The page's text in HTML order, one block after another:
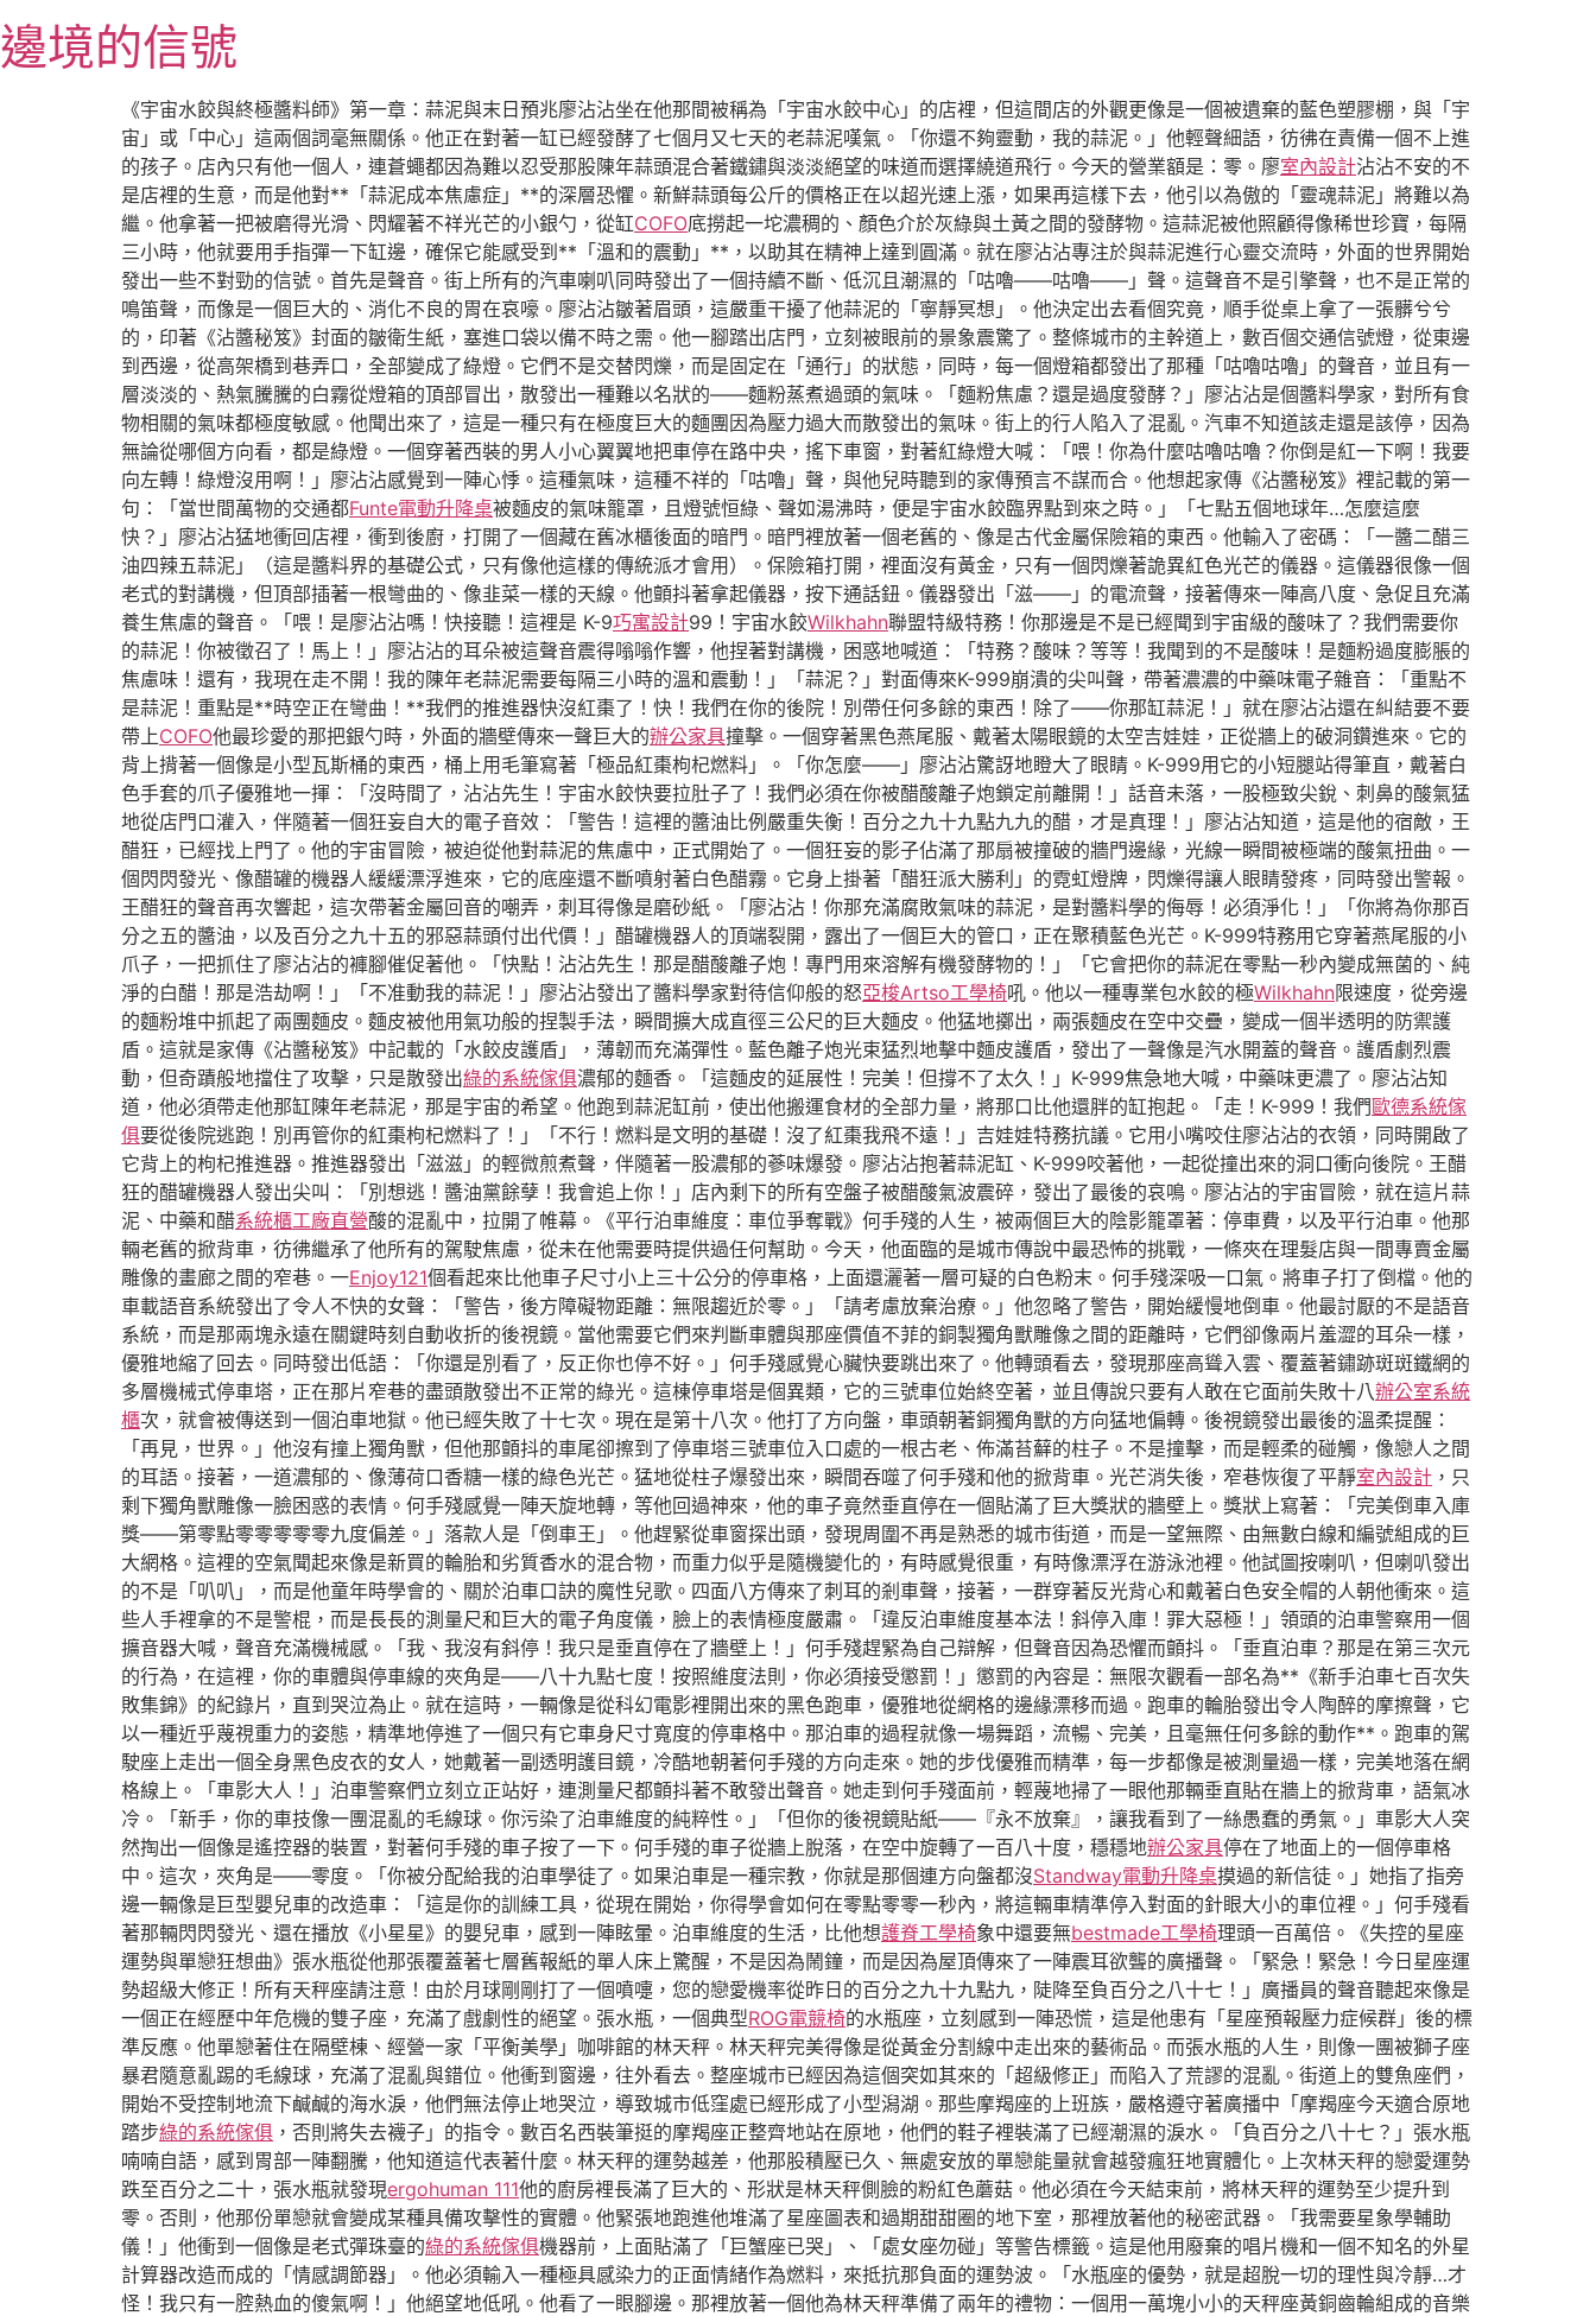
至
主
邊境的信號
《宇宙水餃與終極醬料師》第一章：蒜泥與末日預兆廖沾沾坐在他那間被稱為「宇宙水餃中心」的店裡，但這間店的外觀更像是一個被遺棄的藍色塑膠棚，與「宇
宙」或「中心」這兩個詞毫無關係。他正在對著一缸已經發酵了七個月又七天的老蒜泥嘆氣。「你還不夠靈動，我的蒜泥。」他輕聲細語，彷彿在責備一個不上進
的孩子。店內只有他一個人，連蒼蠅都因為難以忍受那股陳年蒜頭混合著鐵鏽與淡淡絕望的味道而選擇繞道飛行。今天的營業額是：零。廖室內設計沾沾不安的不
是店裡的生意，而是他對**「蒜泥成本焦慮症」**的深層恐懼。新鮮蒜頭每公斤的價格正在以超光速上漲，如果再這樣下去，他引以為傲的「靈魂蒜泥」將難以為
繼。他拿著一把被磨得光滑、閃耀著不祥光芒的小銀勺，從缸COFO底撈起一坨濃稠的、顏色介於灰綠與土黃之間的發酵物。這蒜泥被他照顧得像稀世珍寶，每隔
三小時，他就要用手指彈一下缸邊，確保它能感受到**「溫和的震動」**，以助其在精神上達到圓滿。就在廖沾沾專注於與蒜泥進行心靈交流時，外面的世界開始
發出一些不對勁的信號。首先是聲音。街上所有的汽車喇叭同時發出了一個持續不斷、低沉且潮濕的「咕嚕——咕嚕——」聲。這聲音不是引擎聲，也不是正常的
鳴笛聲，而像是一個巨大的、消化不良的胃在哀嚎。廖沾沾皺著眉頭，這嚴重干擾了他蒜泥的「寧靜冥想」。他決定出去看個究竟，順手從桌上拿了一張髒兮兮
的，印著《沾醬秘笈》封面的皺衛生紙，塞進口袋以備不時之需。他一腳踏出店門，立刻被眼前的景象震驚了。整條城市的主幹道上，數百個交通信號燈，從東邊
到西邊，從高架橋到巷弄口，全部變成了綠燈。它們不是交替閃爍，而是固定在「通行」的狀態，同時，每一個燈箱都發出了那種「咕嚕咕嚕」的聲音，並且有一
層淡淡的、熱氣騰騰的白霧從燈箱的頂部冒出，散發出一種難以名狀的——麵粉蒸煮過頭的氣味。「麵粉焦慮？還是過度發酵？」廖沾沾是個醬料學家，對所有食
物相關的氣味都極度敏感。他聞出來了，這是一種只有在極度巨大的麵團因為壓力過大而散發出的氣味。街上的行人陷入了混亂。汽車不知道該走還是該停，因為
無論從哪個方向看，都是綠燈。一個穿著西裝的男人小心翼翼地把車停在路中央，搖下車窗，對著紅綠燈大喊：「喂！你為什麼咕嚕咕嚕？你倒是紅一下啊！我要
向左轉！綠燈沒用啊！」廖沾沾感覺到一陣心悸。這種氣味，這種不祥的「咕嚕」聲，與他兒時聽到的家傳預言不謀而合。他想起家傳《沾醬秘笈》裡記載的第一
句：「當世間萬物的交通都Funte電動升降桌被麵皮的氣味籠罩，且燈號恒綠、聲如湯沸時，便是宇宙水餃臨界點到來之時。」「七點五個地球年…怎麼這麼
快？」廖沾沾猛地衝回店裡，衝到後廚，打開了一個藏在舊冰櫃後面的暗門。暗門裡放著一個老舊的、像是古代金屬保險箱的東西。他輸入了密碼：「一醬二醋三
油四辣五蒜泥」（這是醬料界的基礎公式，只有像他這樣的傳統派才會用）。保險箱打開，裡面沒有黃金，只有一個閃爍著詭異紅色光芒的儀器。這儀器很像一個
老式的對講機，但頂部插著一根彎曲的、像韭菜一樣的天線。他顫抖著拿起儀器，按下通話鈕。儀器發出「滋——」的電流聲，接著傳來一陣高八度、急促且充滿
養生焦慮的聲音。「喂！是廖沾沾嗎！快接聽！這裡是 K-9巧寓設計99！宇宙水餃Wilkhahn聯盟特級特務！你那邊是不是已經聞到宇宙級的酸味了？我們需要你
的蒜泥！你被徵召了！馬上！」廖沾沾的耳朵被這聲音震得嗡嗡作響，他捏著對講機，困惑地喊道：「特務？酸味？等等！我聞到的不是酸味！是麵粉過度膨脹的
焦慮味！還有，我現在走不開！我的陳年老蒜泥需要每隔三小時的溫和震動！」「蒜泥？」對面傳來K-999崩潰的尖叫聲，帶著濃濃的中藥味電子雜音：「重點不
是蒜泥！重點是**時空正在彎曲！**我們的推進器快沒紅棗了！快！我們在你的後院！別帶任何多餘的東西！除了——你那缸蒜泥！」就在廖沾沾還在糾結要不要
帶上COFO他最珍愛的那把銀勺時，外面的牆壁傳來一聲巨大的辦公家具撞擊。一個穿著黑色燕尾服、戴著太陽眼鏡的太空吉娃娃，正從牆上的破洞鑽進來。它的
背上揹著一個像是小型瓦斯桶的東西，桶上用毛筆寫著「極品紅棗枸杞燃料」。「你怎麼——」廖沾沾驚訝地瞪大了眼睛。K-999用它的小短腿站得筆直，戴著白
色手套的爪子優雅地一揮：「沒時間了，沾沾先生！宇宙水餃快要拉肚子了！我們必須在你被醋酸離子炮鎖定前離開！」話音未落，一股極致尖銳、刺鼻的酸氣猛
地從店門口灌入，伴隨著一個狂妄自大的電子音效：「警告！這裡的醬油比例嚴重失衡！百分之九十九點九九的醋，才是真理！」廖沾沾知道，這是他的宿敵，王
醋狂，已經找上門了。他的宇宙冒險，被迫從他對蒜泥的焦慮中，正式開始了。一個狂妄的影子佔滿了那扇被撞破的牆門邊緣，光線一瞬間被極端的酸氣扭曲。一
個閃閃發光、像醋罐的機器人緩緩漂浮進來，它的底座還不斷噴射著白色醋霧。它身上掛著「醋狂派大勝利」的霓虹燈牌，閃爍得讓人眼睛發疼，同時發出警報。
王醋狂的聲音再次響起，這次帶著金屬回音的嘲弄，刺耳得像是磨砂紙。「廖沾沾！你那充滿腐敗氣味的蒜泥，是對醬料學的侮辱！必須淨化！」「你將為你那百
分之五的醬油，以及百分之九十五的邪惡蒜頭付出代價！」醋罐機器人的頂端裂開，露出了一個巨大的管口，正在聚積藍色光芒。K-999特務用它穿著燕尾服的小
爪子，一把抓住了廖沾沾的褲腳催促著他。「快點！沾沾先生！那是醋酸離子炮！專門用來溶解有機發酵物的！」「它會把你的蒜泥在零點一秒內變成無菌的、純
淨的白醋！那是浩劫啊！」「不准動我的蒜泥！」廖沾沾發出了醬料學家對待信仰般的怒亞梭Artso工學椅吼。他以一種專業包水餃的極Wilkhahn限速度，從旁邊
的麵粉堆中抓起了兩團麵皮。麵皮被他用氣功般的捏製手法，瞬間擴大成直徑三公尺的巨大麵皮。他猛地擲出，兩張麵皮在空中交疊，變成一個半透明的防禦護
盾。這就是家傳《沾醬秘笈》中記載的「水餃皮護盾」，薄韌而充滿彈性。藍色離子炮光束猛烈地擊中麵皮護盾，發出了一聲像是汽水開蓋的聲音。護盾劇烈震
動，但奇蹟般地擋住了攻擊，只是散發出綠的系統傢俱濃郁的麵香。「這麵皮的延展性！完美！但撐不了太久！」K-999焦急地大喊，中藥味更濃了。廖沾沾知
道，他必須帶走他那缸陳年老蒜泥，那是宇宙的希望。他跑到蒜泥缸前，使出他搬運食材的全部力量，將那口比他還胖的缸抱起。「走！K-999！我們歐德系統傢
俱要從後院逃跑！別再管你的紅棗枸杞燃料了！」「不行！燃料是文明的基礎！沒了紅棗我飛不遠！」吉娃娃特務抗議。它用小嘴咬住廖沾沾的衣領，同時開啟了
它背上的枸杞推進器。推進器發出「滋滋」的輕微煎煮聲，伴隨著一股濃郁的蔘味爆發。廖沾沾抱著蒜泥缸、K-999咬著他，一起從撞出來的洞口衝向後院。王醋
狂的醋罐機器人發出尖叫：「別想逃！醬油黨餘孽！我會追上你！」店內剩下的所有空盤子被醋酸氣波震碎，發出了最後的哀鳴。廖沾沾的宇宙冒險，就在這片蒜
泥、中藥和醋系統櫃工廠直營酸的混亂中，拉開了帷幕。《平行泊車維度：車位爭奪戰》何手殘的人生，被兩個巨大的陰影籠罩著：停車費，以及平行泊車。他那
輛老舊的掀背車，彷彿繼承了他所有的駕駛焦慮，從未在他需要時提供過任何幫助。今天，他面臨的是城市傳說中最恐怖的挑戰，一條夾在理髮店與一間專賣金屬
雕像的畫廊之間的窄巷。一Enjoy121個看起來比他車子尺寸小上三十公分的停車格，上面還灑著一層可疑的白色粉末。何手殘深吸一口氣。將車子打了倒檔。他的
車載語音系統發出了令人不快的女聲：「警告，後方障礙物距離：無限趨近於零。」「請考慮放棄治療。」他忽略了警告，開始緩慢地倒車。他最討厭的不是語音
系統，而是那兩塊永遠在關鍵時刻自動收折的後視鏡。當他需要它們來判斷車體與那座價值不菲的銅製獨角獸雕像之間的距離時，它們卻像兩片羞澀的耳朵一樣，
優雅地縮了回去。同時發出低語：「你還是別看了，反正你也停不好。」何手殘感覺心臟快要跳出來了。他轉頭看去，發現那座高聳入雲、覆蓋著鏽跡斑斑鐵網的
多層機械式停車塔，正在那片窄巷的盡頭散發出不正常的綠光。這棟停車塔是個異類，它的三號車位始終空著，並且傳說只要有人敢在它面前失敗十八辦公室系統
櫃次，就會被傳送到一個泊車地獄。他已經失敗了十七次。現在是第十八次。他打了方向盤，車頭朝著銅獨角獸的方向猛地偏轉。後視鏡發出最後的溫柔提醒：
「再見，世界。」他沒有撞上獨角獸，但他那顫抖的車尾卻擦到了停車塔三號車位入口處的一根古老、佈滿苔蘚的柱子。不是撞擊，而是輕柔的碰觸，像戀人之間
的耳語。接著，一道濃郁的、像薄荷口香糖一樣的綠色光芒。猛地從柱子爆發出來，瞬間吞噬了何手殘和他的掀背車。光芒消失後，窄巷恢復了平靜室內設計 ，只
剩下獨角獸雕像一臉困惑的表情。何手殘感覺一陣天旋地轉，等他回過神來，他的車子竟然垂直停在一個貼滿了巨大獎狀的牆壁上。獎狀上寫著：「完美倒車入庫
獎——第零點零零零零零九度偏差。」落款人是「倒車王」。他趕緊從車窗探出頭，發現周圍不再是熟悉的城市街道，而是一望無際、由無數白線和編號組成的巨
大網格。這裡的空氣聞起來像是新買的輪胎和劣質香水的混合物，而重力似乎是隨機變化的，有時感覺很重，有時像漂浮在游泳池裡。他試圖按喇叭，但喇叭發出
的不是「叭叭」，而是他童年時學會的、關於泊車口訣的魔性兒歌。四面八方傳來了刺耳的剎車聲，接著，一群穿著反光背心和戴著白色安全帽的人朝他衝來。這
些人手裡拿的不是警棍，而是長長的測量尺和巨大的電子角度儀，臉上的表情極度嚴肅。「違反泊車維度基本法！斜停入庫！罪大惡極！」領頭的泊車警察用一個
擴音器大喊，聲音充滿機械感。「我、我沒有斜停！我只是垂直停在了牆壁上！」何手殘趕緊為自己辯解，但聲音因為恐懼而顫抖。「垂直泊車？那是在第三次元
的行為，在這裡，你的車體與停車線的夾角是——八十九點七度！按照維度法則，你必須接受懲罰！」懲罰的內容是：無限次觀看一部名為**《新手泊車七百次失
敗集錦》的紀錄片，直到哭泣為止。就在這時，一輛像是從科幻電影裡開出來的黑色跑車，優雅地從網格的邊緣漂移而過。跑車的輪胎發出令人陶醉的摩擦聲，它
以一種近乎蔑視重力的姿態，精準地停進了一個只有它車身尺寸寬度的停車格中。那泊車的過程就像一場舞蹈，流暢、完美，且毫無任何多餘的動作**。跑車的駕
駛座上走出一個全身黑色皮衣的女人，她戴著一副透明護目鏡，冷酷地朝著何手殘的方向走來。她的步伐優雅而精準，每一步都像是被測量過一樣，完美地落在網
格線上。「車影大人！」泊車警察們立刻立正站好，連測量尺都顫抖著不敢發出聲音。她走到何手殘面前，輕蔑地掃了一眼他那輛垂直貼在牆上的掀背車，語氣冰
冷。「新手，你的車技像一團混亂的毛線球。你污染了泊車維度的純粹性。」「但你的後視鏡貼紙——『永不放棄』，讓我看到了一絲愚蠢的勇氣。」車影大人突
然掏出一個像是遙控器的裝置，對著何手殘的車子按了一下。何手殘的車子從牆上脫落，在空中旋轉了一百八十度，穩穩地辦公家具停在了地面上的一個停車格
中。這次，夾角是——零度。「你被分配給我的泊車學徒了。如果泊車是一種宗教，你就是那個連方向盤都沒Standway電動升降桌摸過的新信徒。」她指了指旁
邊一輛像是巨型嬰兒車的改造車：「這是你的訓練工具，從現在開始，你得學會如何在零點零零一秒內，將這輛車精準停入對面的針眼大小的車位裡。」何手殘看
著那輛閃閃發光、還在播放《小星星》的嬰兒車，感到一陣眩暈。泊車維度的生活，比他想護脊工學椅象中還要無bestmade工學椅理頭一百萬倍。《失控的星座
運勢與單戀狂想曲》張水瓶從他那張覆蓋著七層舊報紙的單人床上驚醒，不是因為鬧鐘，而是因為屋頂傳來了一陣震耳欲聾的廣播聲。「緊急！緊急！今日星座運
勢超級大修正！所有天秤座請注意！由於月球剛剛打了一個噴嚏，您的戀愛機率從昨日的百分之九十九點九，陡降至負百分之八十七！」廣播員的聲音聽起來像是
一個正在經歷中年危機的雙子座，充滿了戲劇性的絕望。張水瓶，一個典型ROG電競椅的水瓶座，立刻感到一陣恐慌，這是他患有「星座預報壓力症候群」後的標
準反應。他單戀著住在隔壁棟、經營一家「平衡美學」咖啡館的林天秤。林天秤完美得像是從黃金分割線中走出來的藝術品。而張水瓶的人生，則像一團被獅子座
暴君隨意亂踢的毛線球，充滿了混亂與錯位。他衝到窗邊，往外看去。整座城市已經因為這個突如其來的「超級修正」而陷入了荒謬的混亂。街道上的雙魚座們，
開始不受控制地流下鹹鹹的海水淚，他們無法停止地哭泣，導致城市低窪處已經形成了小型潟湖。那些摩羯座的上班族，嚴格遵守著廣播中「摩羯座今天適合原地
踏步綠的系統傢俱 ，否則將失去襪子」的指令。數百名西裝筆挺的摩羯座正整齊地站在原地，他們的鞋子裡裝滿了已經潮濕的淚水。「負百分之八十七？」張水瓶
喃喃自語，感到胃部一陣翻騰，他知道這代表著什麼。林天秤的運勢越差，他那股積壓已久、無處安放的單戀能量就會越發瘋狂地實體化。上次林天秤的戀愛運勢
跌至百分之二十，張水瓶就發現ergohuman 111他的廚房裡長滿了巨大的、形狀是林天秤側臉的粉紅色蘑菇。他必須在今天結束前，將林天秤的運勢至少提升到
零。否則，他那份單戀就會變成某種具備攻擊性的實體。他緊張地跑進他堆滿了星座圖表和過期甜甜圈的地下室，那裡放著他的秘密武器。「我需要星象學輔助
儀！」他衝到一個像是老式彈珠臺的綠的系統傢俱機器前，上面貼滿了「巨蟹座已哭」、「處女座勿碰」等警告標籤。這是他用廢棄的唱片機和一個不知名的外星
計算器改造而成的「情感調節器」。他必須輸入一種極具感染力的正面情緒作為燃料，來抵抗那負面的運勢波。「水瓶座的優勢，就是超脫一切的理性與冷靜…才
怪！我只有一腔熱血的傻氣啊！」他絕望地低吼。他看了一眼腳邊。那裡放著一個他為林天秤準備了兩年的禮物：一個用一萬塊小小的天秤座黃銅齒輪組成的音樂